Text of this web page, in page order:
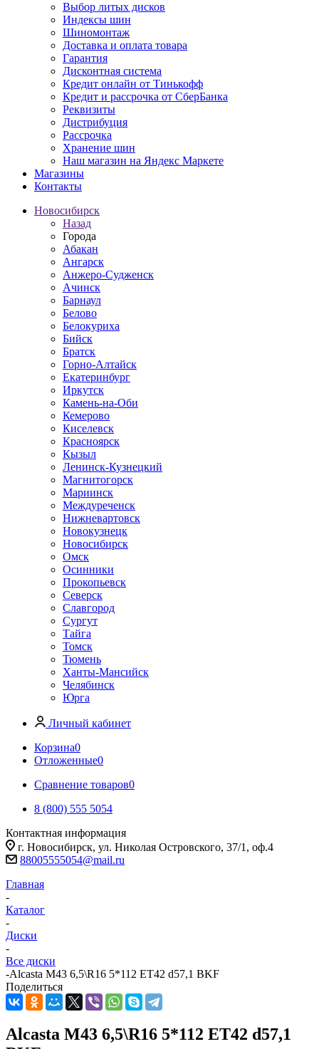
Выбор литых дисков
Индексы шин
Шиномонтаж
Доставка и оплата товара
Гарантия
Дисконтная система
Кредит онлайн от Тинькофф
Кредит и рассрочка от СберБанка
Реквизиты
Дистрибуция
Рассрочка
Хранение шин
Наш магазин на Яндекс Маркете
Магазины
Контакты
Новосибирск
Назад
Города
Абакан
Ангарск
Анжеро-Судженск
Ачинск
Барнаул
Белово
Белокуриха
Бийск
Братск
Горно-Алтайск
Екатеринбург
Иркутск
Камень-на-Оби
Кемерово
Киселевск
Красноярск
Кызыл
Ленинск-Кузнецкий
Магнитогорск
Мариинск
Междуреченск
Нижневартовск
Новокузнецк
Новосибирск
Омск
Осинники
Прокопьевск
Северск
Славгород
Сургут
Тайга
Томск
Тюмень
Ханты-Мансийск
Челябинск
Юрга
Личный кабинет
Корзина0
Отложенные0
Сравнение товаров0
8 (800) 555 5054
Контактная информация
г. Новосибирск, ул. Николая Островского, 37/1, оф.4
88005555054@mail.ru
Главная
-
Каталог
-
Диски
-
Все диски
-Alcasta M43 6,5\R16 5*112 ET42 d57,1 BKF
Поделиться
Alcasta M43 6,5\R16 5*112 ET42 d57,1